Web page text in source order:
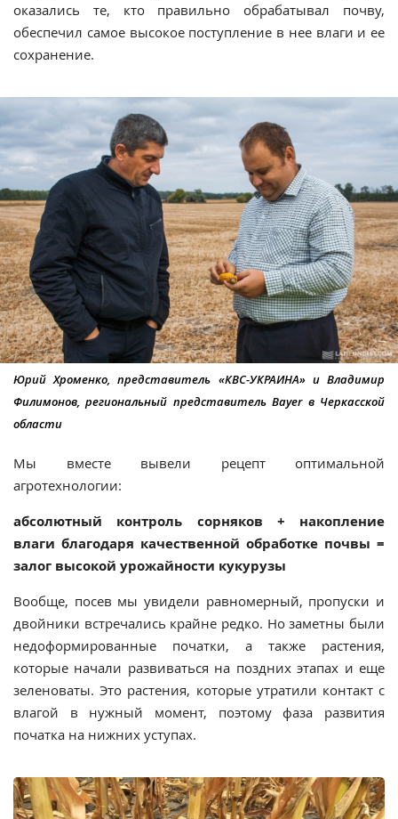
оказались те, кто правильно обрабатывал почву,
обеспечил самое высокое поступление в нее влаги и ее
сохранение.
Юрий Хроменко, представитель «КВС-УКРАИНА» и Владимир
Филимонов, региональный представитель Bayer в Черкасской
области
Мы вместе вывели рецепт оптимальной
агротехнологии:
абсолютный контроль сорняков + накопление
влаги благодаря качественной обработке почвы =
залог высокой урожайности кукурузы
Вообще, посев мы увидели равномерный, пропуски и
двойники встречались крайне редко. Но заметны были
недоформированные початки, а также растения,
которые начали развиваться на поздних этапах и еще
зеленоваты. Это растения, которые утратили контакт с
влагой в нужный момент, поэтому фаза развития
початка на нижних уступах.